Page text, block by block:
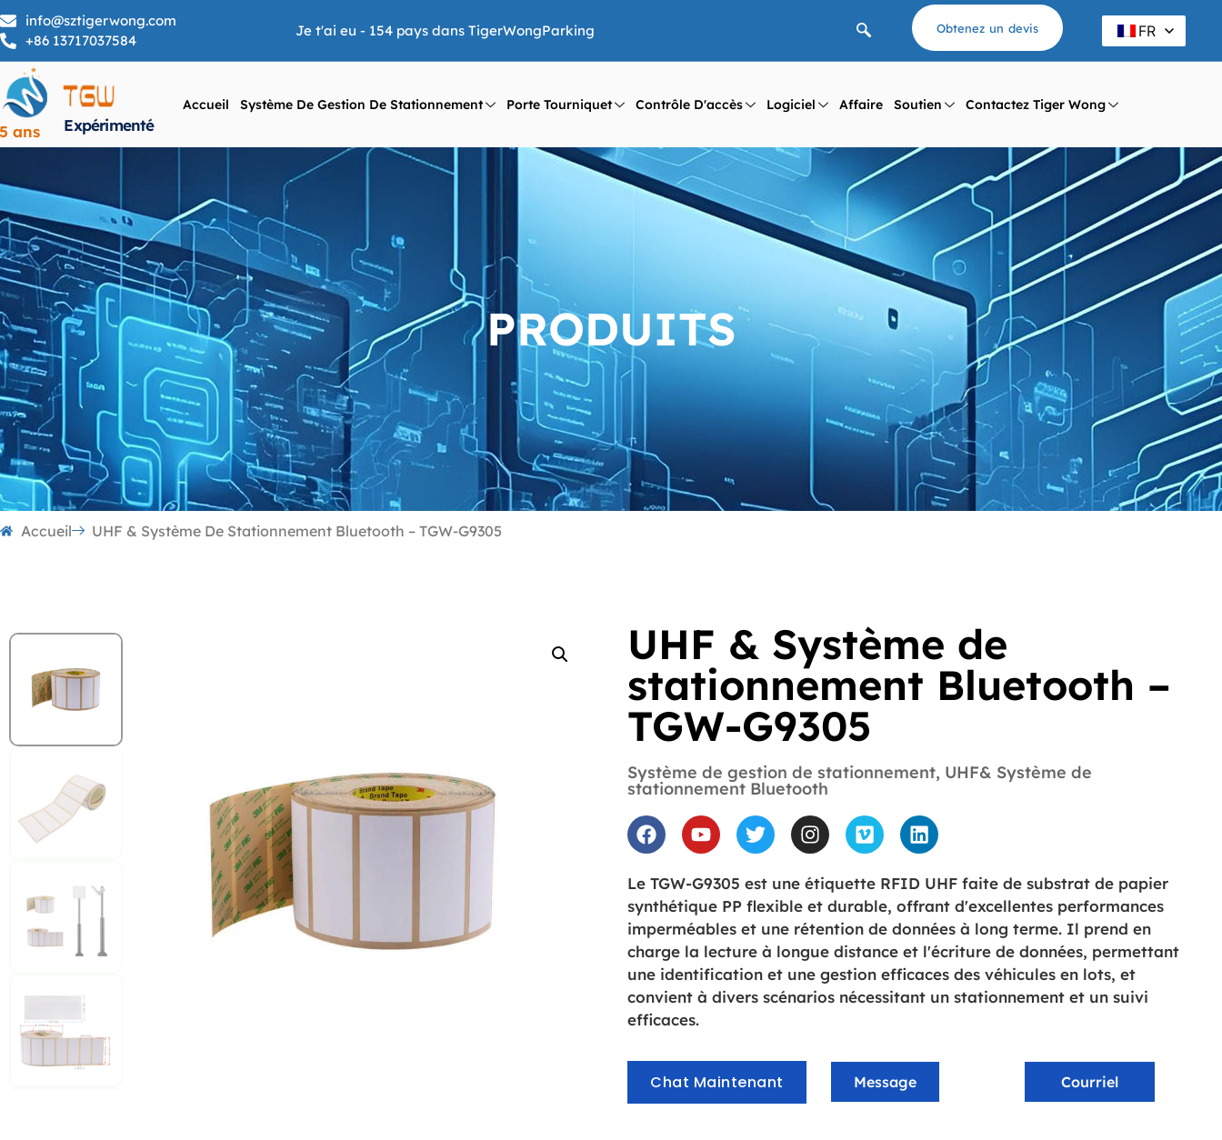
info@sztigerwong.com
+86 13717037584
Je t'ai eu - 154 pays dans TigerWongParking Obtenez un devis FR
ans Expérimenté
Accueil Système De Gestion De Stationnement Porte Tourniquet Contrôle D'accès Logiciel Affaire Soutien Contactez Tiger Wong
PRODUITS
Accueil UHF & Système De Stationnement Bluetooth – TGW-G9305
UHF & Système de
stationnement Bluetooth –
TGW-G9305
Système de gestion de stationnement, UHF& Système de
stationnement Bluetooth
Le TGW-G9305 est une étiquette RFID UHF faite de substrat de papier
synthétique PP flexible et durable, offrant d'excellentes performances
imperméables et une rétention de données à long terme. Il prend en
charge la lecture à longue distance et l'écriture de données, permettant
une identification et une gestion efficaces des véhicules en lots, et
convient à divers scénarios nécessitant un stationnement et un suivi
efficaces.
Chat Maintenant Message Courriel